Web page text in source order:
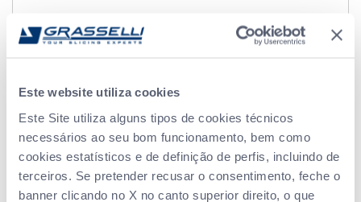
Este website utiliza cookies
Este Site utiliza alguns tipos de cookies técnicos
necessários ao seu bom funcionamento, bem como
cookies estatísticos e de definição de perfis, incluindo de
terceiros. Se pretender recusar o consentimento, feche o
banner clicando no X no canto superior direito, o que
frango perfeitamente paralelas, graças ao
sistema de corte multilâminas Grasselli.
AKSL CBU 3B corta com precisão o produto,separa-o
automaticamente em
três grupos diferentes de fatiase
três tapetes de saída diferentes
eficiência e flexibilidade extrema.